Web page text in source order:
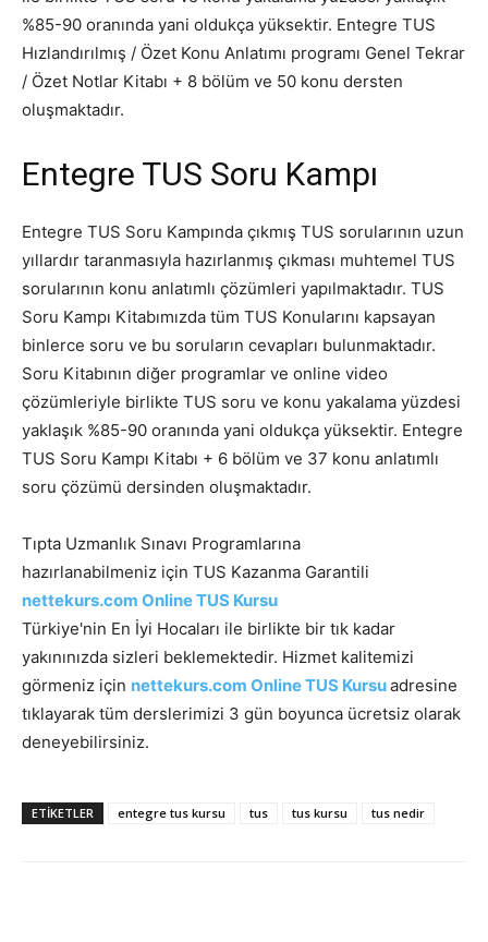
%85-90 oranında yani oldukça yüksektir. Entegre TUS
Hızlandırılmış / Özet Konu Anlatımı programı Genel Tekrar
/ Özet Notlar Kitabı + 8 bölüm ve 50 konu dersten
oluşmaktadır.
Entegre TUS Soru Kampı
Entegre TUS Soru Kampında çıkmış TUS sorularının uzun
yıllardır taranmasıyla hazırlanmış çıkması muhtemel TUS
sorularının konu anlatımlı çözümleri yapılmaktadır. TUS
Soru Kampı Kitabımızda tüm TUS Konularını kapsayan
binlerce soru ve bu soruların cevapları bulunmaktadır.
Soru Kitabının diğer programlar ve online video
çözümleriyle birlikte TUS soru ve konu yakalama yüzdesi
yaklaşık %85-90 oranında yani oldukça yüksektir. Entegre
TUS Soru Kampı Kitabı + 6 bölüm ve 37 konu anlatımlı
soru çözümü dersinden oluşmaktadır.
Tıpta Uzmanlık Sınavı Programlarına
hazırlanabilmeniz için TUS Kazanma Garantili
nettekurs.com Online TUS Kursu
Türkiye'nin En İyi Hocaları ile birlikte bir tık kadar
yakınınızda sizleri beklemektedir. Hizmet kalitemizi
görmeniz için nettekurs.com Online TUS Kursuadresine
tıklayarak tüm derslerimizi 3 gün boyunca ücretsiz olarak
deneyebilirsiniz.
ETIKETLER entegre tus kursu tus tus kursu tus nedir